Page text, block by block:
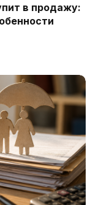
в продажу: